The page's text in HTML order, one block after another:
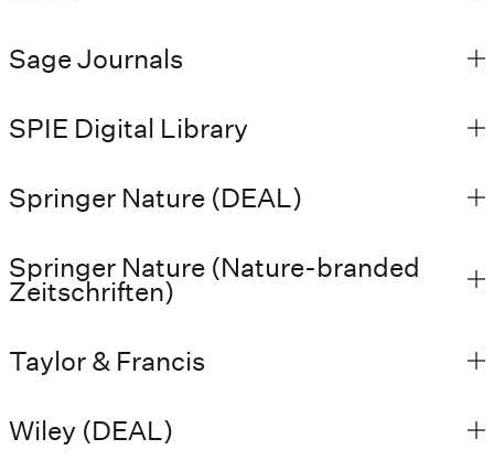
Sage Journals
SPIE Digital Library
Springer Nature (DEAL)
Springer Nature (Nature-branded
Zeitschriften)
Taylor & Francis
Wiley (DEAL)